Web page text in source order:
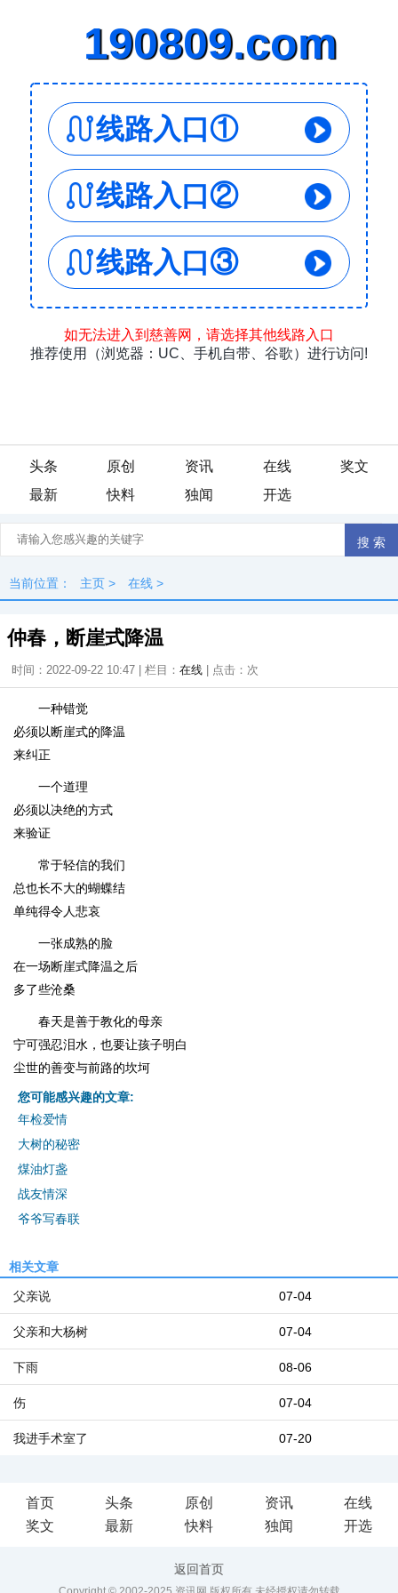
头条 原创 资讯 在线
奖文
最新
快料 独闻 开选
当前位置： 主页 > 在线 >
仲春，断崖式降温
时间：2022-09-22 10:47 | 栏目： 在线 | 点击： 次
一种错觉
必须以断崖式的降温
来纠正
一个道理
必须以决绝的方式
来验证
常于轻信的我们
总也长不大的蝴蝶结
单纯得令人悲哀
一张成熟的脸
在一场断崖式降温之后
多了些沧桑
春天是善于教化的母亲
宁可强忍泪水，也要让孩子明白
尘世的善变与前路的坎坷
您可能感兴趣的文章:
年检爱情
大树的秘密
煤油灯盏
战友情深
爷爷写春联
相关文章
07-04
父亲说
07-04
父亲和大杨树
08-06
下雨
07-04
伤
07-20
我进手术室了
首页 头条 原创 资讯
在线
奖文
最新 快料 独闻 开选
返回首页